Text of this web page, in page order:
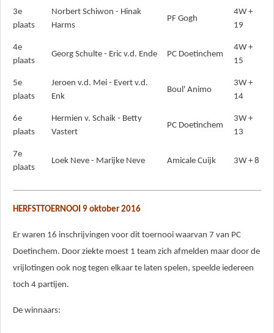
3e
plaats
Norbert Schiwon - Hinak
Harms
PF Gogh
4W +
19
4e
plaats
Georg Schulte - Eric v.d. Ende PC Doetinchem
4W +
15
5e
plaats
Jeroen v.d. Mei - Evert v.d.
Enk
Boul' Animo
3W +
14
6e
plaats
Hermien v. Schaik - Betty
Vastert
PC Doetinchem
3W +
13
7e
plaats
Loek Neve - Marijke Neve Amicale Cuijk 3W + 8
HERFSTTOERNOOI 9 oktober 2016
Er waren 16 inschrijvingen voor dit toernooi waarvan 7 van PC
Doetinchem. Door ziekte moest 1 team zich afmelden maar door de
vrijlotingen ook nog tegen elkaar te laten spelen, speelde iedereen
toch 4 partijen.
De winnaars: